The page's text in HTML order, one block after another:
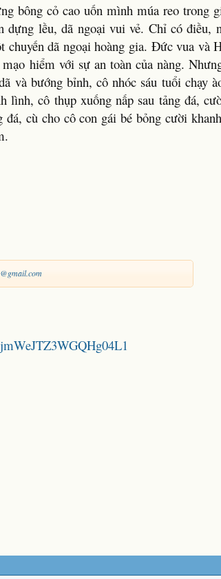
bông cỏ cao uốn mình múa reo trong
lều, dã ngoại vui vẻ. Chỉ có điều,
dã ngoại hoàng gia. Đức vua và
hiểm với sự an toàn của nàng.
và bướng bỉnh, cô nhóc sáu tuổi chạy
lình, cô thụp xuống nấp sau tảng đá,
cù cho cô con gái bé bỏng cười